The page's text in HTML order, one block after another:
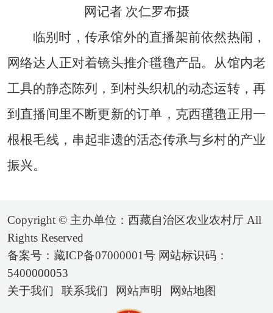
网记者 次仁罗布摄
临别时，传承馆外的直播架前依然热闹，
网络达人正对着镜头推介氆氇产品。从馆内老
工具的静态陈列，到村头织机的动态运转，再
到直播间里不断更新的订单，克西氆氇正用一
根根毛线，串起非遗的活态传承与乡村的产业
振兴。
Copyright © 主办单位：西藏自治区农业农村厅 All
Rights Reserved
备案号：藏ICP备07000001号 网站标识码：
5400000053
关于我们
联系我们 网站声明 网站地图